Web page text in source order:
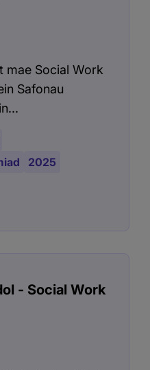
mae Social Work
Safonau
2025
- Social Work